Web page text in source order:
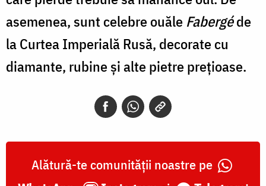
asemenea, sunt celebre ouăle Fabergéde
la Curtea Imperială Rusă, decorate cu
diamante, rubine şi alte pietre preţioase.
Alătură-te comunității noastre pe